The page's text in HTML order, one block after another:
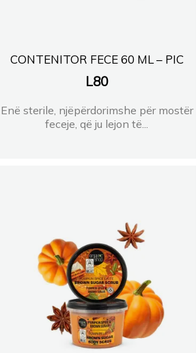
CONTENITOR FECE 60 ML – PIC
L80
Enë sterile, njëpërdorimshe për mostër
feceje, që ju lejon të...